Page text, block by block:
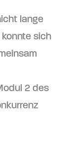
lange
sich
2 des